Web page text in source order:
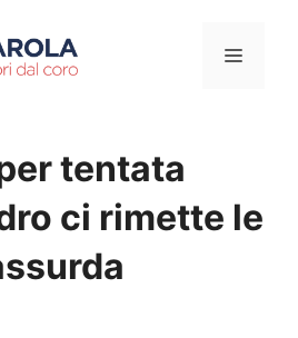
Menu
tentata
ci rimette le